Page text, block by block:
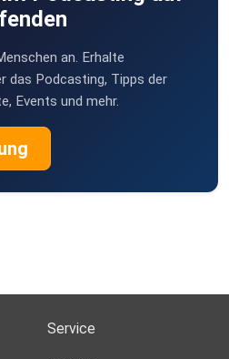
an. Erhalte
das Podcasting, Tipps der
Events und mehr.
Service